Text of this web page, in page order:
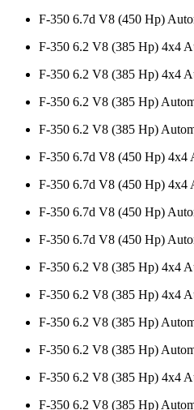
F-350 6.7d V8 (450 Hp)
F-350 6.2 V8 (385 Hp) 4x4
F-350 6.2 V8 (385 Hp) 4x4
F-350 6.2 V8 (385 Hp)
F-350 6.2 V8 (385 Hp)
F-350 6.7d V8 (450 Hp) 4x4
F-350 6.7d V8 (450 Hp) 4x4
F-350 6.7d V8 (450 Hp)
F-350 6.7d V8 (450 Hp)
F-350 6.2 V8 (385 Hp) 4x4
F-350 6.2 V8 (385 Hp) 4x4
F-350 6.2 V8 (385 Hp)
F-350 6.2 V8 (385 Hp)
F-350 6.2 V8 (385 Hp) 4x4
F-350 6.2 V8 (385 Hp)